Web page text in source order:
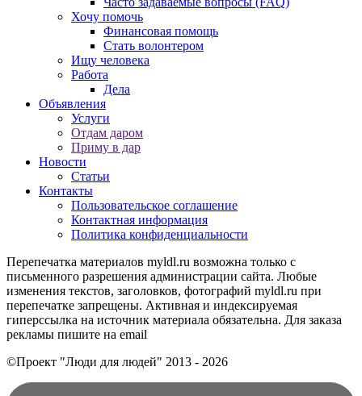
Хочу помочь
Финансовая помощь
Стать волонтером
Ищу человека
Работа
Дела
Объявления
Услуги
Отдам даром
Приму в дар
Новости
Статьи
Контакты
Пользовательское соглашение
Контактная информация
Политика конфиденциальности
Перепечатка материалов myldl.ru возможна только с
письменного разрешения администрации сайта. Любые
изменения текстов, заголовков, фотографий myldl.ru при
перепечатке запрещены. Активная и индексируемая
гиперссылка на источник материала обязательна. Для заказа
рекламы пишите на еmail
©Проект "Люди для людей" 2013 - 2026